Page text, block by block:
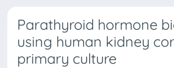
Parathyroid hormone
using human kidney
primary culture